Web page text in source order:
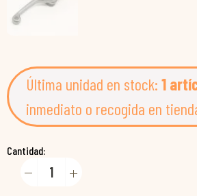
Última unidad en stock: 1
inmediato o recogida en
Cantidad: